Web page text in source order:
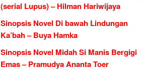
(serial Lupus) – Hilman Hariwijaya
Sinopsis Novel Di bawah Lindungan
Ka’bah – Buya Hamka
Sinopsis Novel Midah Si Manis Bergigi
Emas – Pramudya Ananta Toer